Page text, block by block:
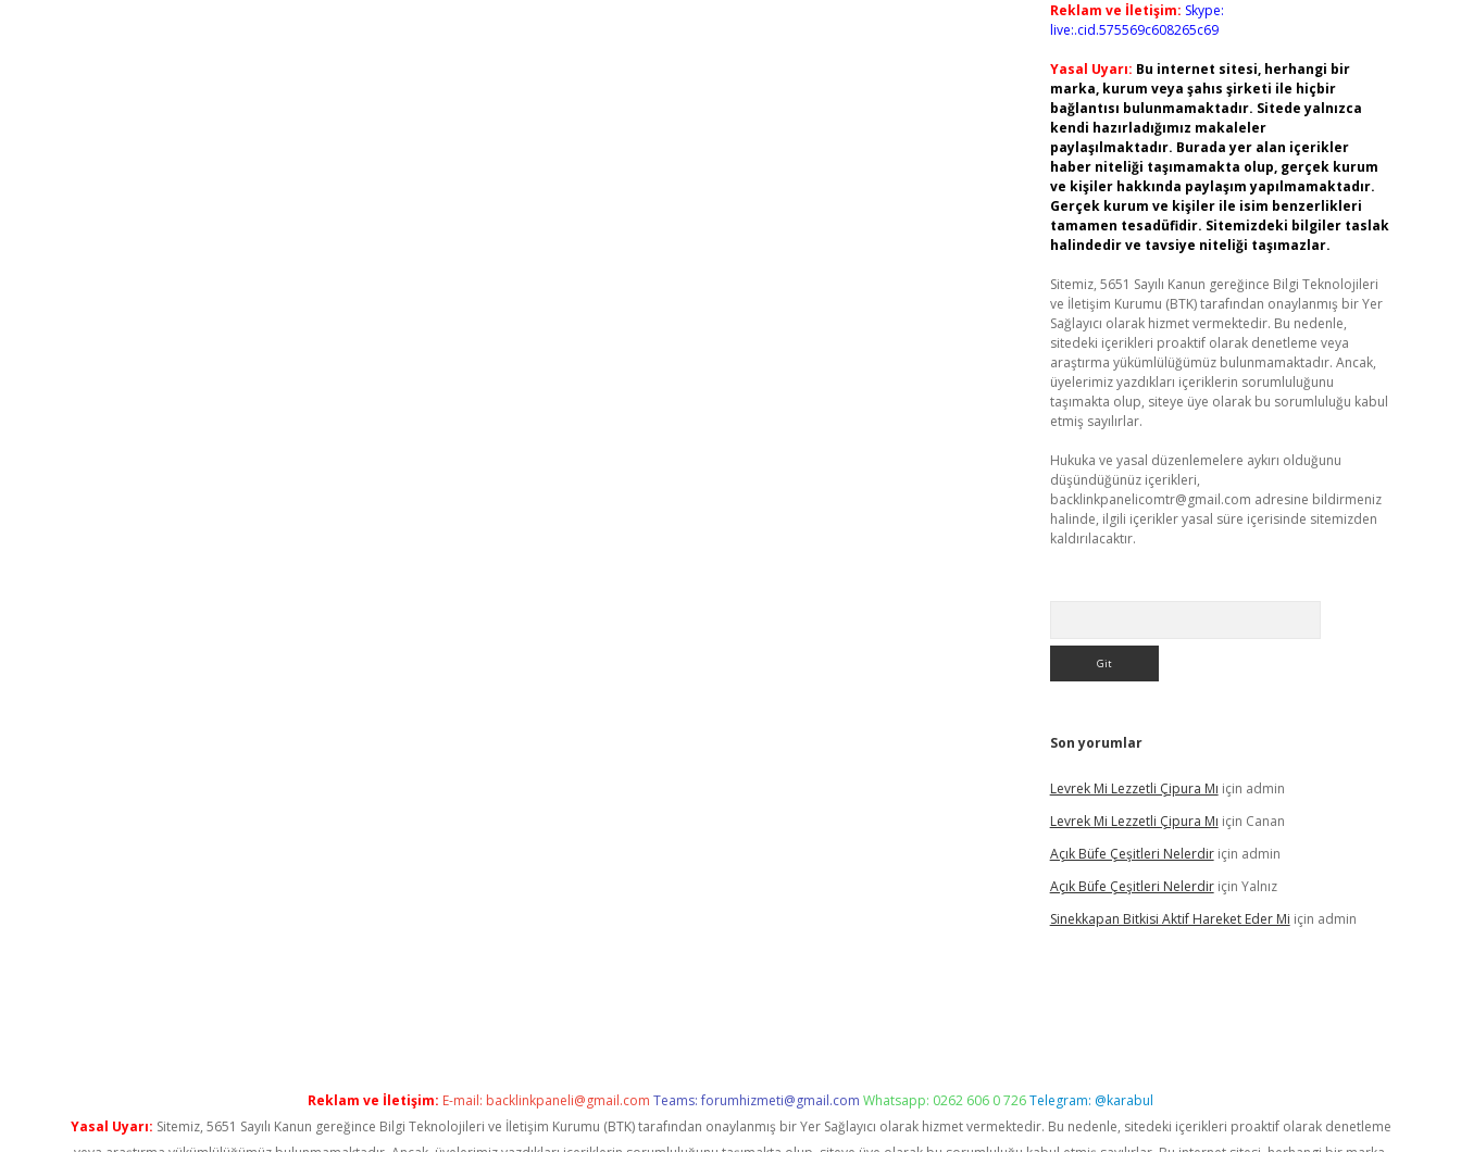
Reklam ve İletişim: Skype:
live:.cid.575569c608265c69
Yasal Uyarı: Bu internet sitesi, herhangi bir
marka, kurum veya şahıs şirketi ile hiçbir
bağlantısı bulunmamaktadır. Sitede yalnızca
kendi hazırladığımız makaleler
paylaşılmaktadır. Burada yer alan içerikler
haber niteliği taşımamakta olup, gerçek kurum
ve kişiler hakkında paylaşım yapılmamaktadır.
Gerçek kurum ve kişiler ile isim benzerlikleri
tamamen tesadüfidir. Sitemizdeki bilgiler taslak
halindedir ve tavsiye niteliği taşımazlar.
Sitemiz, 5651 Sayılı Kanun gereğince Bilgi Teknolojileri
ve İletişim Kurumu (BTK) tarafından onaylanmış bir Yer
Sağlayıcı olarak hizmet vermektedir. Bu nedenle,
sitedeki içerikleri proaktif olarak denetleme veya
araştırma yükümlülüğümüz bulunmamaktadır. Ancak,
üyelerimiz yazdıkları içeriklerin sorumluluğunu
taşımakta olup, siteye üye olarak bu sorumluluğu kabul
etmiş sayılırlar.
Hukuka ve yasal düzenlemelere aykırı olduğunu
düşündüğünüz içerikleri,
backlinkpanelicomtr@gmail.com adresine bildirmeniz
halinde, ilgili içerikler yasal süre içerisinde sitemizden
kaldırılacaktır.
Son yorumlar
Levrek Mi Lezzetli Çipura Mı için admin
Levrek Mi Lezzetli Çipura Mı için Canan
Açık Büfe Çeşitleri Nelerdiriçin admin
Açık Büfe Çeşitleri Nelerdiriçin Yalnız
Sinekkapan Bitkisi Aktif Hareket Eder Mi için admin
Reklam ve İletişim: E-mail: backlinkpaneli@gmail.com Teams:forumhizmeti@gmail.com Whatsapp: 0262 606 0 726Telegram: @karabul
Yasal Uyarı: Sitemiz, 5651 Sayılı Kanun gereğince Bilgi Teknolojileri ve İletişim Kurumu (BTK) tarafından onaylanmış bir Yer Sağlayıcı olarak hizmet vermektedir. Bu nedenle, sitedeki içerikleri proaktif olarak denetleme